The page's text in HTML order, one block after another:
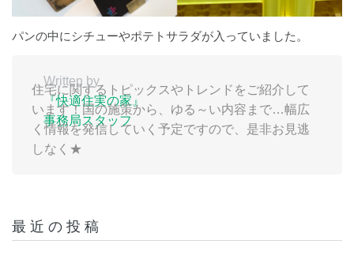
パンの中にシチューやポテトサラダが入っていました。
Written by
『快適住実の家』
事務局スタッフ
住宅に関するトピックスやトレンドをご紹介して
います！国の施策から、ゆる～い内容まで…幅広
く情報を発信していく予定ですので、是非お見逃
しなく★
最近の投稿